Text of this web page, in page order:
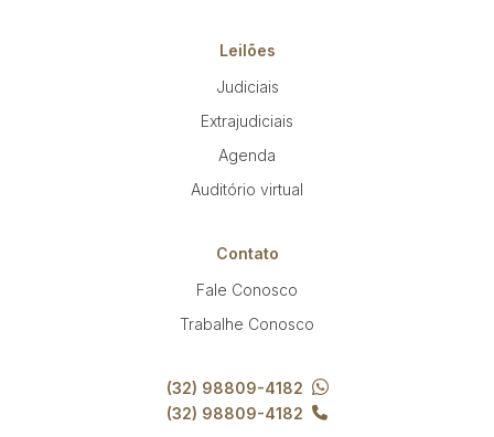
Leilões
Judiciais
Extrajudiciais
Agenda
Auditório virtual
Contato
Fale Conosco
Trabalhe Conosco
(32) 98809-4182
(32) 98809-4182